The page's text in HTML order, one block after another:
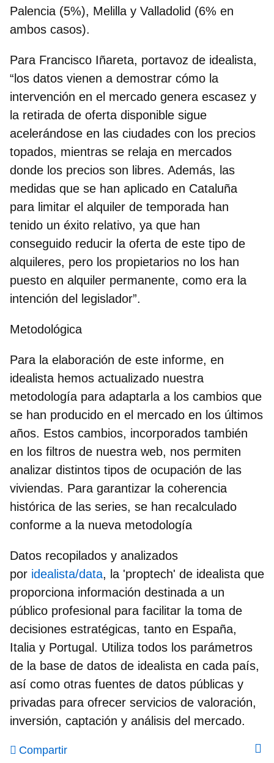
Palencia (5%), Melilla y Valladolid (6% en
ambos casos).
Para Francisco Iñareta, portavoz de idealista,
“los datos vienen a demostrar cómo la
intervención en el mercado genera escasez y
la retirada de oferta disponible sigue
acelerándose en las ciudades con los precios
topados, mientras se relaja en mercados
donde los precios son libres. Además, las
medidas que se han aplicado en Cataluña
para limitar el alquiler de temporada han
tenido un éxito relativo, ya que han
conseguido reducir la oferta de este tipo de
alquileres, pero los propietarios no los han
puesto en alquiler permanente, como era la
intención del legislador”.
Metodológica
Para la elaboración de este informe, en
idealista hemos actualizado nuestra
metodología para adaptarla a los cambios que
se han producido en el mercado en los últimos
años. Estos cambios, incorporados también
en los filtros de nuestra web, nos permiten
analizar distintos tipos de ocupación de las
viviendas. Para garantizar la coherencia
histórica de las series, se han recalculado
conforme a la nueva metodología
Datos recopilados y analizados
por idealista/data, la 'proptech' de idealista que
proporciona información destinada a un
público profesional para facilitar la toma de
decisiones estratégicas, tanto en España,
Italia y Portugal. Utiliza todos los parámetros
de la base de datos de idealista en cada país,
así como otras fuentes de datos públicas y
privadas para ofrecer servicios de valoración,
inversión, captación y análisis del mercado.
Compartir